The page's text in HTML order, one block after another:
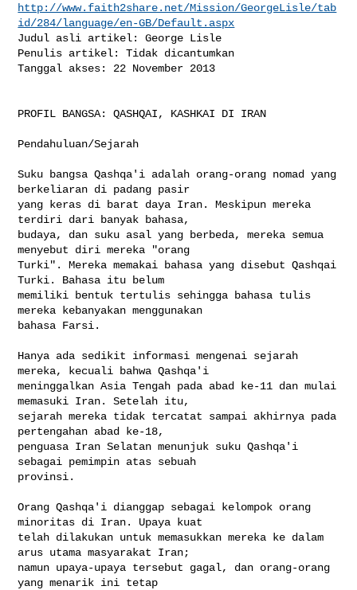
http://www.faith2share.net/Mission/GeorgeLisle/tab
id/284/language/en-GB/Default.aspx
Judul asli artikel: George Lisle
Penulis artikel: Tidak dicantumkan
Tanggal akses: 22 November 2013
PROFIL BANGSA: QASHQAI, KASHKAI DI IRAN
Pendahuluan/Sejarah
Suku bangsa Qashqa'i adalah orang-orang nomad yang
berkeliaran di padang pasir
yang keras di barat daya Iran. Meskipun mereka
terdiri dari banyak bahasa,
budaya, dan suku asal yang berbeda, mereka semua
menyebut diri mereka "orang
Turki". Mereka memakai bahasa yang disebut Qashqai
Turki. Bahasa itu belum
memiliki bentuk tertulis sehingga bahasa tulis
mereka kebanyakan menggunakan
bahasa Farsi.
Hanya ada sedikit informasi mengenai sejarah
mereka, kecuali bahwa Qashqa'i
meninggalkan Asia Tengah pada abad ke-11 dan mulai
memasuki Iran. Setelah itu,
sejarah mereka tidak tercatat sampai akhirnya pada
pertengahan abad ke-18,
penguasa Iran Selatan menunjuk suku Qashqa'i
sebagai pemimpin atas sebuah
provinsi.
Orang Qashqa'i dianggap sebagai kelompok orang
minoritas di Iran. Upaya kuat
telah dilakukan untuk memasukkan mereka ke dalam
arus utama masyarakat Iran;
namun upaya-upaya tersebut gagal, dan orang-orang
yang menarik ini tetap